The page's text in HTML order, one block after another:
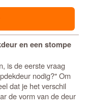
en een stompe
is de eerste vraag
nodig?" Om
dat je het verschil
de vorm van de deur